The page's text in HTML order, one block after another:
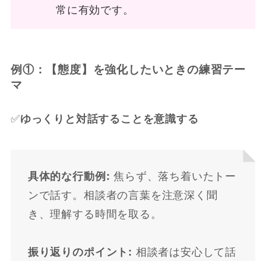
常に有効です。
例①：【態度】を強化したいときの練習テー
マ
✅ゆっくりと対話することを意識する
具体的な行動例: 焦らず、落ち着いたトー
ンで話す。相談者の言葉を注意深く聞
き、理解する時間を取る。
振り返りのポイント: 相談者は安心して話